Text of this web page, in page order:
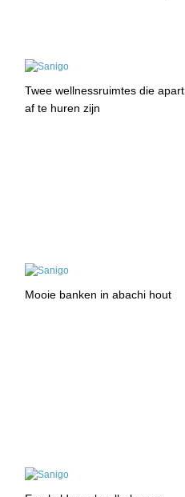
Twee wellnessruimtes die apart
af te huren zijn
Mooie banken in abachi hout